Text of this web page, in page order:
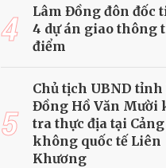
4
Lâm Đồng đôn đốc
4 dự án giao thông
điểm
5
Chủ tịch UBND tỉnh
Đồng Hồ Văn Mười
tra thực địa tại
không quốc tế Liên
Khương